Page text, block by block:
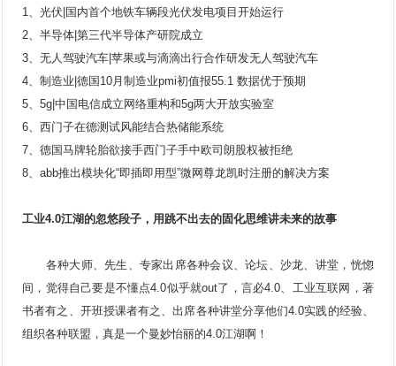
1、光伏|国内首个地铁车辆段光伏发电项目开始运行
2、半导体|第三代半导体产研院成立
3、无人驾驶汽车|苹果或与滴滴出行合作研发无人驾驶汽车
4、制造业|德国10月制造业pmi初值报55.1 数据优于预期
5、5g|中国电信成立网络重构和5g两大开放实验室
6、西门子在德测试风能结合热储能系统
7、德国马牌轮胎欲接手西门子手中欧司朗股权被拒绝
8、abb推出模块化“即插即用型”微网尊龙凯时注册的解决方案
工业4.0江湖的忽悠段子，用跳不出去的固化思维讲未来的故事
各种大师、先生、专家出席各种会议、论坛、沙龙、讲堂，恍惚
间，觉得自己要是不懂点4.0似乎就out了，言必4.0、工业互联网，著
书者有之、开班授课者有之、出席各种讲堂分享他们4.0实践的经验、
组织各种联盟，真是一个曼妙怡丽的4.0江湖啊！